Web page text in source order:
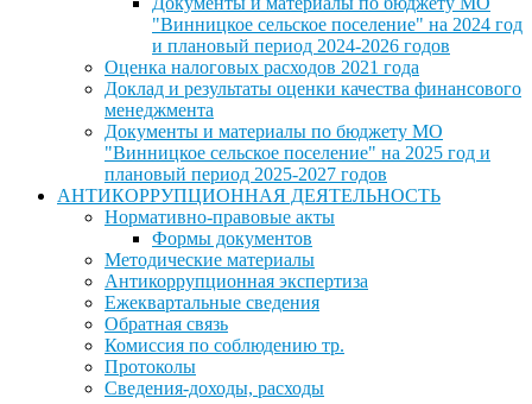
"Винницкое сельское поселение" на 2024 год
и плановый период 2024-2026 годов
Оценка налоговых расходов 2021 года
Доклад и результаты оценки качества финансового
менеджмента
Документы и материалы по бюджету МО
"Винницкое сельское поселение" на 2025 год и
плановый период 2025-2027 годов
АНТИКОРРУПЦИОННАЯ ДЕЯТЕЛЬНОСТЬ
Нормативно-правовые акты
Формы документов
Методические материалы
Антикоррупционная экспертиза
Ежеквартальные сведения
Обратная связь
Комиссия по соблюдению тр.
Протоколы
Сведения-доходы, расходы